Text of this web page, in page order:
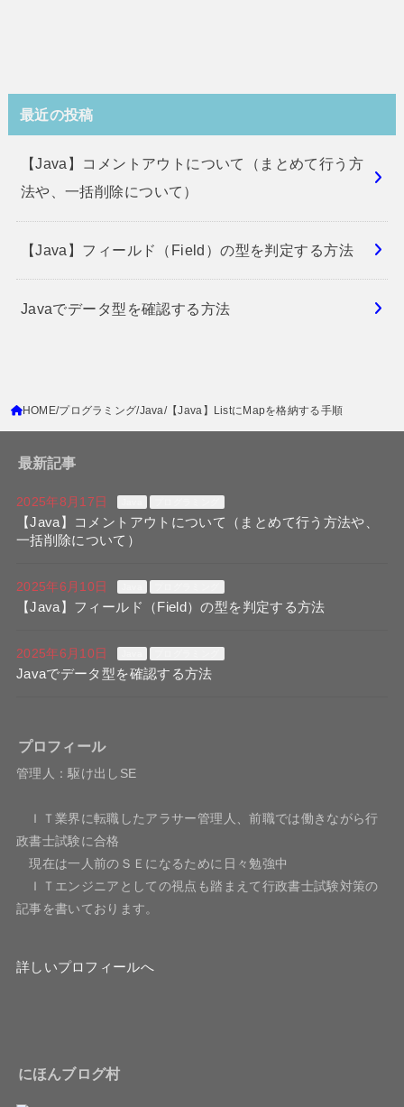
最近の投稿
【Java】コメントアウトについて（まとめて行う方
法や、一括削除について）
【Java】フィールド（Field）の型を判定する方法
Javaでデータ型を確認する方法
HOME プログラミング Java 【Java】ListにMapを格納する手順
最新記事
2025年8月17日
【Java】コメントアウトについて（まとめて行う方法や、
一括削除について）
2025年6月10日
【Java】フィールド（Field）の型を判定する方法
2025年6月10日
Javaでデータ型を確認する方法
プロフィール
管理人：駆け出しSE
ＩＴ業界に転職したアラサー管理人、前職では働きながら行
政書士試験に合格
現在は一人前のＳＥになるために日々勉強中
ＩＴエンジニアとしての視点も踏まえて行政書士試験対策の
記事を書いております。
詳しいプロフィールへ
にほんブログ村